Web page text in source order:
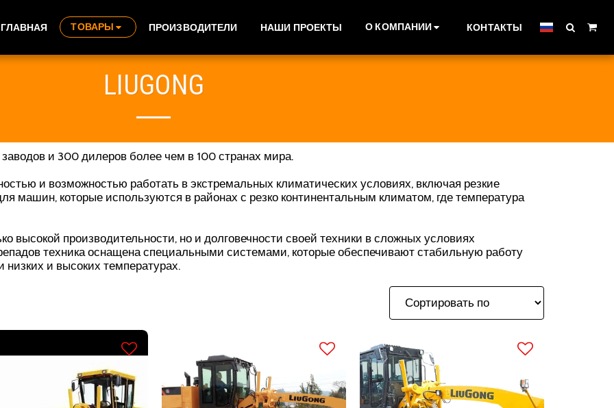
ГЛАВНАЯ ТОВАРЫ ПРОИЗВОДИТЕЛИ НАШИ ПРОЕКТЫ О КОМПАНИИ КОНТАКТЫ
LIUGONG
заводов и 300 дилеров более чем в 100 странах мира.
и возможностью работать в экстремальных климатических условиях, включая резкие
машин, которые используются в районах с резко континентальным климатом, где температура
высокой производительности, но и долговечности своей техники в сложных условиях
техника оснащена специальными системами, которые обеспечивают стабильную работу
и высоких температурах.